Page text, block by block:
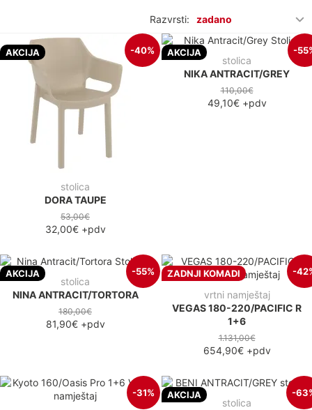
Razvrsti: zadano
AKCIJA -40%
stolica
DORA TAUPE
53,00€
32,00€+pdv
AKCIJA -
stolica
NIKA ANTRACIT/GREY
110,00€
49,10€+pdv
AKCIJA -55%
stolica
NINA ANTRACIT/TORTORA
180,00€
81,90€+pdv
ZADNJI KOMADI -
vrtni namještaj
VEGAS 180-220/PACIFIC R
1+6
1.131,00€
654,90€+pdv
-31% AKCIJA -
stolica